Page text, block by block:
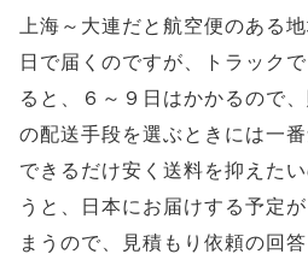
上海～大連だと航空便のある
日で届くのですが、トラック
ると、６～９日はかかるので
の配送手段を選ぶときには一番
できるだけ安く送料を抑えた
うと、日本にお届けする予定
まうので、見積もり依頼の回